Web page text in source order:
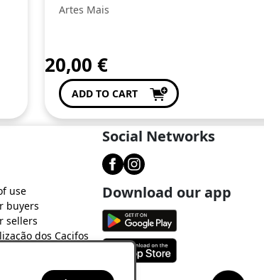
Artes Mais
20,00 €
ADD TO CART
use
buyers
sellers
dos Cacifos
Social Networks
Download our app